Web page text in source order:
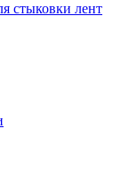
стыковки лент